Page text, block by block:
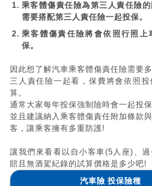
乘客體傷責任險為第三人責任險
需要搭配第三人責任險一起投保。
乘客體傷責任險將會依照行照上
保。
因此想了解汽車乘客體傷責任險需要
三人責任險一起看，保費將會依照
算。
通常大家每年投保強制險時會一起投
並且建議納入乘客體傷責任附加條款
客，讓乘客擁有多重防護!
讓我們來看看以自小客車(5人座)、
賠且無酒駕紀錄的試算價格是多少吧!
汽車險 投保險種